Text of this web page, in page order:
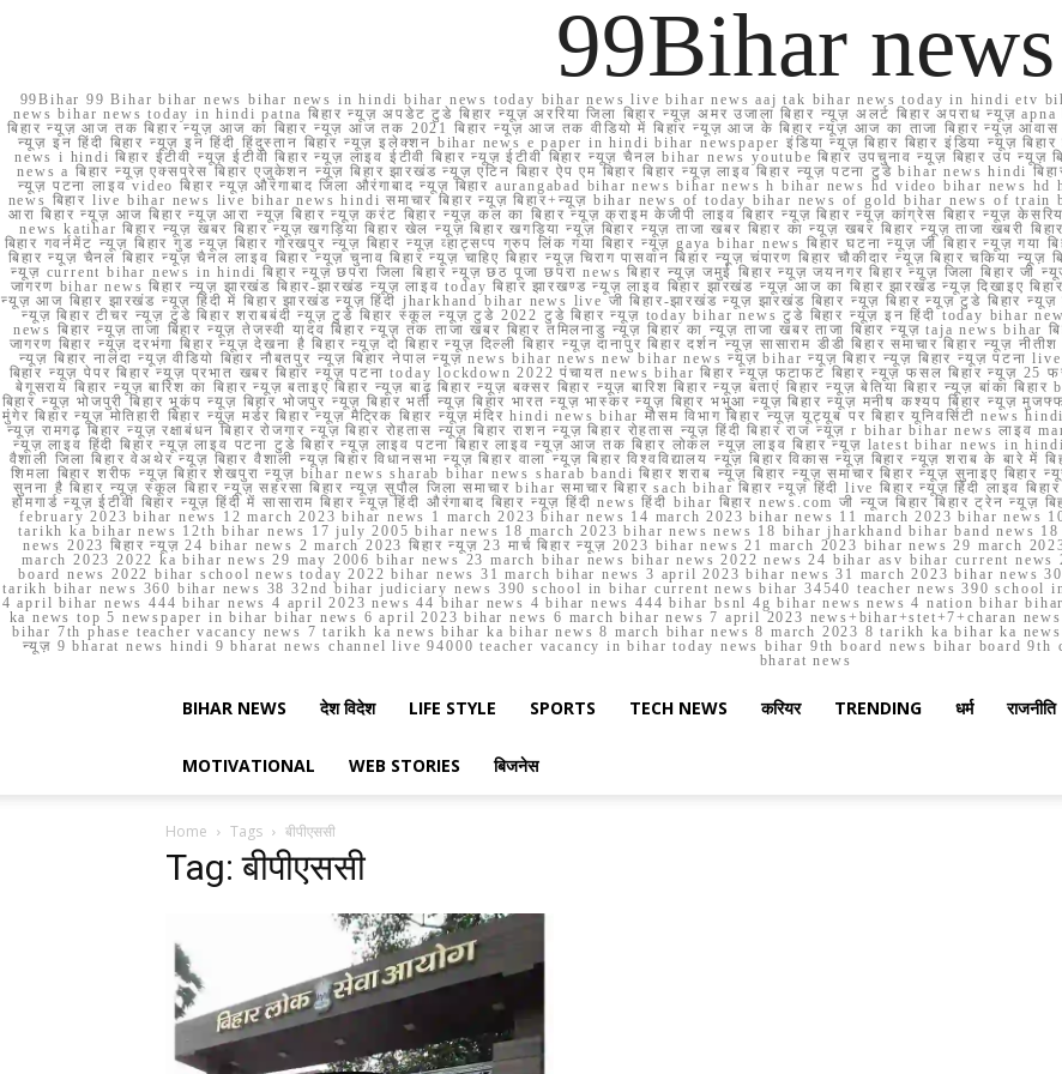
99Bihar news
99Bihar 99 Bihar bihar news bihar news in hindi bihar news today bihar news live bihar news aaj tak bihar news today in hindi etv
news bihar news today in hindi patna बिहार न्यूज़ अपडेट टुडे बिहार न्यूज़ अररिया जिला बिहार न्यूज़ अमर उजाला बिहार न्यूज़ अलर्ट बिहार अपराध न्यूज़
बिहार न्यूज़ आज तक बिहार न्यूज़ आज का बिहार न्यूज़ आज तक 2021 बिहार न्यूज़ आज तक वीडियो में बिहार न्यूज़ आज के बिहार न्यूज़ आज का ताजा बिहार न्यूज़ आवास
न्यूज़ इन हिंदी बिहार न्यूज़ इन हिंदी हिंदुस्तान बिहार न्यूज़ इलेक्शन bihar news e paper in hindi bihar newspaper इंडिया न्यूज़ बिहार बिहार इंडिया न्यूज़
news i hindi बिहार ईटीवी न्यूज़ ईटीवी बिहार न्यूज़ लाइव ईटीवी बिहार न्यूज़ ईटीवी बिहार न्यूज़ चैनल bihar news youtube बिहार उपचुनाव न्यूज़ बिहार उप न्यूज़
news a बिहार न्यूज़ एक्सप्रेस बिहार एजुकेशन न्यूज़ बिहार झारखंड न्यूज़ एटिन बिहार ऐप एम बिहार बिहार न्यूज़ लाइव बिहार न्यूज़ पटना टुडे bihar news hindi
न्यूज़ पटना लाइव video बिहार न्यूज़ औरंगाबाद जिला औरंगाबाद न्यूज़ बिहार aurangabad bihar news bihar news h bihar news hd video bihar
news बिहार live bihar news live bihar news hindi समाचार बिहार न्यूज़ बिहार+न्यूज़ bihar news of today bihar news of gold bihar news of
आरा बिहार न्यूज़ आज बिहार न्यूज़ आरा न्यूज़ बिहार न्यूज़ करंट बिहार न्यूज़ कल का बिहार न्यूज़ क्राइम केजीपी लाइव बिहार न्यूज़ बिहार न्यूज़ कांग्रेस बिहार न्यूज़
news katihar बिहार न्यूज़ खबर बिहार न्यूज़ खगड़िया बिहार खेल न्यूज़ बिहार खगड़िया न्यूज़ बिहार न्यूज़ ताजा खबर बिहार का न्यूज़ खबर बिहार न्यूज़ ताजा खबरी
बिहार गवर्नमेंट न्यूज़ बिहार गुड न्यूज़ बिहार गोरखपुर न्यूज़ बिहार न्यूज़ व्हाट्सप्प ग्रुप लिंक गया बिहार न्यूज़ gaya bihar news बिहार घटना न्यूज़ जी बिहार न्यूज़
बिहार न्यूज़ चैनल बिहार न्यूज़ चैनल लाइव बिहार न्यूज़ चुनाव बिहार न्यूज़ चाहिए बिहार न्यूज़ चिराग पासवान बिहार न्यूज़ चंपारण बिहार चौकीदार न्यूज़ बिहार चकिया
न्यूज़ current bihar news in hindi बिहार न्यूज़ छपरा जिला बिहार न्यूज़ छठ पूजा छपरा news बिहार न्यूज़ जमुई बिहार न्यूज़ जयनगर बिहार न्यूज़ जिला बिहार जी
जागरण bihar news बिहार न्यूज़ झारखंड बिहार-झारखंड न्यूज़ लाइव today बिहार झारखण्ड न्यूज़ लाइव बिहार झारखंड न्यूज़ आज का बिहार झारखंड न्यूज़ दिखाइए
न्यूज़ आज बिहार झारखंड न्यूज़ हिंदी में बिहार झारखंड न्यूज़ हिंदी jharkhand bihar news live जी बिहार-झारखंड न्यूज़ झारखंड बिहार न्यूज़ बिहार न्यूज़ टुडे बिहार न्यूज़
न्यूज़ बिहार टीचर न्यूज़ टुडे बिहार शराबबंदी न्यूज़ टुडे बिहार स्कूल न्यूज़ टुडे 2022 टुडे बिहार न्यूज़ today bihar news टुडे बिहार न्यूज़ इन हिंदी today bihar
news बिहार न्यूज़ ताजा बिहार न्यूज़ तेजस्वी यादव बिहार न्यूज़ तक ताजा खबर बिहार तमिलनाडु न्यूज़ बिहार का न्यूज़ ताजा खबर ताजा बिहार न्यूज़ taja news bihar
जागरण बिहार न्यूज़ दरभंगा बिहार न्यूज़ देखना है बिहार न्यूज़ दो बिहार न्यूज़ दिल्ली बिहार न्यूज़ दानापुर बिहार दर्शन न्यूज़ सासाराम डीडी बिहार समाचार बिहार न्यूज़
न्यूज़ बिहार नालंदा न्यूज़ वीडियो बिहार नौबतपुर न्यूज़ बिहार नेपाल न्यूज़ news bihar news new bihar news न्यूज़ bihar न्यूज़ बिहार न्यूज़ बिहार न्यूज़ पटना
बिहार न्यूज़ पेपर बिहार न्यूज़ प्रभात खबर बिहार न्यूज़ पटना today lockdown 2022 पंचायत news bihar बिहार न्यूज़ फटाफट बिहार न्यूज़ फसल बिहार न्यूज़ 25
बेगूसराय बिहार न्यूज़ बारिश का बिहार न्यूज़ बताइए बिहार न्यूज़ बाढ़ बिहार न्यूज़ बक्सर बिहार न्यूज़ बारिश बिहार न्यूज़ बताएं बिहार न्यूज़ बेतिया बिहार न्यूज़ बांका
बिहार न्यूज़ भोजपुरी बिहार भूकंप न्यूज़ बिहार भोजपुर न्यूज़ बिहार भर्ती न्यूज़ बिहार भारत न्यूज़ भास्कर न्यूज़ बिहार भभुआ न्यूज़ बिहार न्यूज़ मनीष कश्यप बिहार न्यूज़
मुंगेर बिहार न्यूज़ मोतिहारी बिहार न्यूज़ मर्डर बिहार न्यूज़ मैट्रिक बिहार न्यूज़ मंदिर hindi news bihar मौसम विभाग बिहार न्यूज़ यूट्यूब पर बिहार यूनिवर्सिटी news
न्यूज़ रामगढ़ बिहार न्यूज़ रक्षाबंधन बिहार रोजगार न्यूज़ बिहार रोहतास न्यूज़ बिहार राशन न्यूज़ बिहार रोहतास न्यूज़ हिंदी बिहार राज न्यूज़ r bihar bihar news
न्यूज़ लाइव हिंदी बिहार न्यूज़ लाइव पटना टुडे बिहार न्यूज़ लाइव पटना बिहार लाइव न्यूज़ आज तक बिहार लोकल न्यूज़ लाइव बिहार न्यूज़ latest bihar news in
वैशाली जिला बिहार वेअथेर न्यूज़ बिहार वैशाली न्यूज़ बिहार विधानसभा न्यूज़ बिहार वाला न्यूज़ बिहार विश्वविद्यालय न्यूज़ बिहार विकास न्यूज़ बिहार न्यूज़ शराब के बारे में
शिमला बिहार शरीफ न्यूज़ बिहार शेखपुरा न्यूज़ bihar news sharab bihar news sharab bandi बिहार शराब न्यूज़ बिहार न्यूज़ समाचार बिहार न्यूज़ सुनाइए बिहार
सुनना है बिहार न्यूज़ स्कूल बिहार न्यूज़ सहरसा बिहार न्यूज़ सुपौल जिला समाचार bihar समाचार बिहार sach bihar बिहार न्यूज़ हिंदी live बिहार न्यूज़ हिंदी लाइव बिहार
होमगार्ड न्यूज़ ईटीवी बिहार न्यूज़ हिंदी में सासाराम बिहार न्यूज़ हिंदी औरंगाबाद बिहार न्यूज़ हिंदी news हिंदी bihar बिहार news.com जी न्यूज बिहार बिहार
february 2023 bihar news 12 march 2023 bihar news 1 march 2023 bihar news 14 march 2023 bihar news 11 march 2023 bihar news
tarikh ka bihar news 12th bihar news 17 july 2005 bihar news 18 march 2023 bihar news news 18 bihar jharkhand bihar band news
news 2023 बिहार न्यूज़ 24 bihar news 2 march 2023 बिहार न्यूज़ 23 मार्च बिहार न्यूज़ 2023 bihar news 21 march 2023 bihar news 29 march
march 2023 2022 ka bihar news 29 may 2006 bihar news 23 march bihar news bihar news 2022 news 24 bihar asv bihar current
board news 2022 bihar school news today 2022 bihar news 31 march bihar news 3 april 2023 bihar news 31 march 2023 bihar news
tarikh bihar news 360 bihar news 38 32nd bihar judiciary news 390 school in bihar current news bihar 34540 teacher news 390 school
4 april bihar news 444 bihar news 4 april 2023 news 44 bihar news 4 bihar news 444 bihar bsnl 4g bihar news news 4 nation bihar
ka news top 5 newspaper in bihar bihar news 6 april 2023 bihar news 6 march bihar news 7 april 2023 news+bihar+stet+7+charan
bihar 7th phase teacher vacancy news 7 tarikh ka news bihar ka bihar news 8 march bihar news 8 march 2023 8 tarikh ka bihar ka
न्यूज़ 9 bharat news hindi 9 bharat news channel live 94000 teacher vacancy in bihar today news bihar 9th board news bihar board
bharat news
BIHAR NEWS देश विदेश LIFE STYLE SPORTS TECH NEWS करियर TRENDING धर्म राजनीति
MOTIVATIONAL WEB STORIES बिजनेस
Home Tags बीपीएससी
Tag: बीपीएससी